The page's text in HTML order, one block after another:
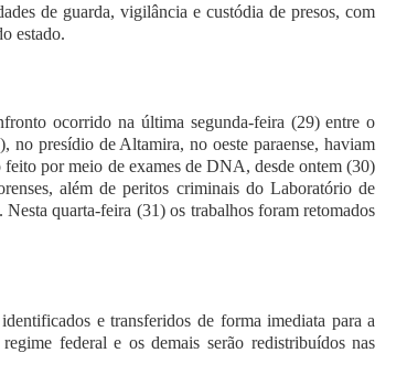
de guarda, vigilância e custódia de presos, com
estado.
ocorrido na última segunda-feira (29) entre o
presídio de Altamira, no oeste paraense, haviam
por meio de exames de DNA, desde ontem (30)
além de peritos criminais do Laboratório de
quarta-feira (31) os trabalhos foram retomados
e transferidos de forma imediata para a
federal e os demais serão redistribuídos nas